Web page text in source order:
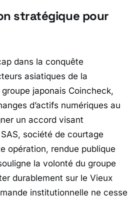
stratégique pour
dans la conquête
asiatiques de la
japonais Coincheck,
d’actifs numériques au
un accord visant
, société de courtage
opération, rendue publique
la volonté du groupe
durablement sur le Vieux
institutionnelle ne cesse